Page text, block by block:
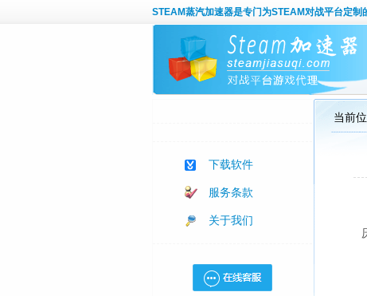
STEAM蒸汽加速器是专门为STEAM对战平台定制
下载软件
服务条款
关于我们
当前